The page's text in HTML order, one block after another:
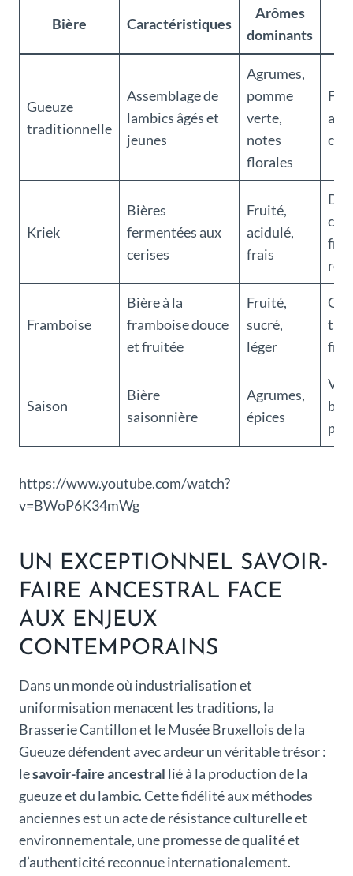
Bière Caractéristiques
Arômes
dominants
Gueuze
traditionnelle
Assemblage de
lambics âgés et
jeunes
Agrumes,
pomme
verte,
notes
florales
Kriek
Bières
fermentées aux
cerises
Fruité,
acidulé,
frais
Framboise
Bière à la
framboise douce
et fruitée
Fruité,
sucré,
léger
Saison
Bière
saisonnière
Agrumes,
épices
https://www.youtube.com/watch?
v=BWoP6K34mWg
UN EXCEPTIONNEL SAVOIR-
FAIRE ANCESTRAL FACE
AUX ENJEUX
CONTEMPORAINS
Dans un monde où industrialisation et
uniformisation menacent les traditions, la
Brasserie Cantillon et le Musée Bruxellois de la
Gueuze défendent avec ardeur un véritable trésor :
lesavoir-faire ancestral lié à la production de la
gueuze et du lambic. Cette fidélité aux méthodes
anciennes est un acte de résistance culturelle et
environnementale, une promesse de qualité et
d’authenticité reconnue internationalement.